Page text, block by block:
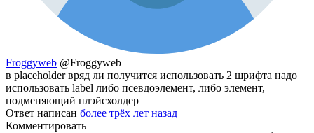
Froggyweb @Froggyweb
в placeholder вряд ли получится использовать 2 шрифта надо
использовать label либо псевдоэлемент, либо элемент,
подменяющий плэйсхолдер
Ответ написан более трёх лет назад
Комментировать